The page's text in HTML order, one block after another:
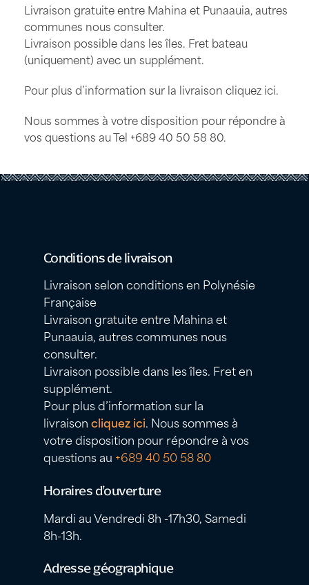
Livraison gratuite entre Mahina et Punaauia, autres
communes nous consulter.
Livraison possible dans les îles. Fret bateau
(uniquement) avec un supplément.
Pour plus d’information sur la livraisoncliquez ici.
Nous sommes à votre disposition pour répondre à
vos questions au Tel +689 40 50 58 80.
Conditions de livraison
Livraison selon conditions en Polynésie
Française
Livraison gratuite entre Mahina et
Punaauia, autres communes nous
consulter.
Livraison possible dans les îles. Fret en
supplément.
Pour plus d’information sur la
livraisoncliquez ici. Nous sommes à
votre disposition pour répondre à vos
questions au +689 40 50 58 80
Horaires d’ouverture
Mardi au Vendredi 8h -17h30, Samedi
8h-13h.
Adresse géographique